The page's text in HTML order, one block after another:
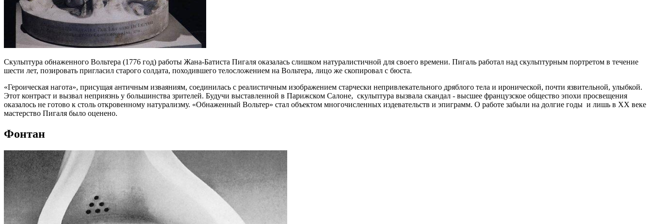
Cкульптура обнаженного Вольтера (1776 год) работы Жана-Батиста Пигаля оказалась слишком натуралистичной для своего времени. Пигаль работал над скульптурным портретом в течение
шести лет, позировать пригласил старого солдата, походившего телосложением на Вольтера, лицо же скопировал с бюста.
«Героическая нагота», присущая античным изваяниям, соединилась с реалистичным изображением старчески непривлекательного дряблого тела и иронической, почти язвительной, улыбкой.
Этот контраст и вызвал неприязнь у большинства зрителей. Будучи выставленной в Парижском Салоне, скульптура вызвала скандал - высшее французское общество эпохи просвещения
оказалось не готово к столь откровенному натурализму. «Обнаженный Вольтер» стал объектом многочисленных издевательств и эпиграмм. О работе забыли на долгие годы и лишь в XX веке
мастерство Пигаля было оценено.
Фонтан